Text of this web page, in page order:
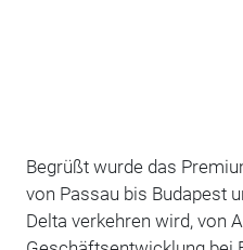
Begrüßt wurde das
von Passau bis Budapest
Delta verkehren wird, von